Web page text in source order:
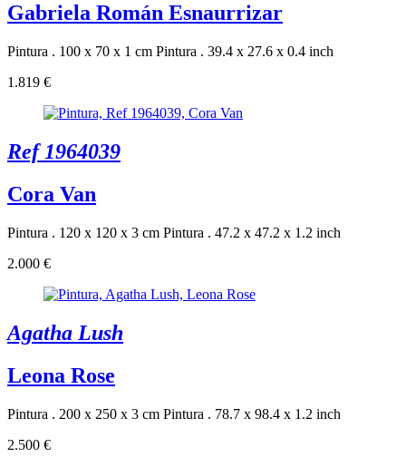
Gabriela Román Esnaurrizar
Pintura . 100 x 70 x 1 cm Pintura . 39.4 x 27.6 x 0.4 inch
1.819 €
Ref 1964039
Cora Van
Pintura . 120 x 120 x 3 cm Pintura . 47.2 x 47.2 x 1.2 inch
2.000 €
Agatha Lush
Leona Rose
Pintura . 200 x 250 x 3 cm Pintura . 78.7 x 98.4 x 1.2 inch
2.500 €